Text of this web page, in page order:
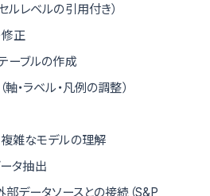
ルレベルの引用付き）
修正
ーブルの作成
・ラベル・凡例の調整）
雑なモデルの理解
タ抽出
データソースとの接続（S&P